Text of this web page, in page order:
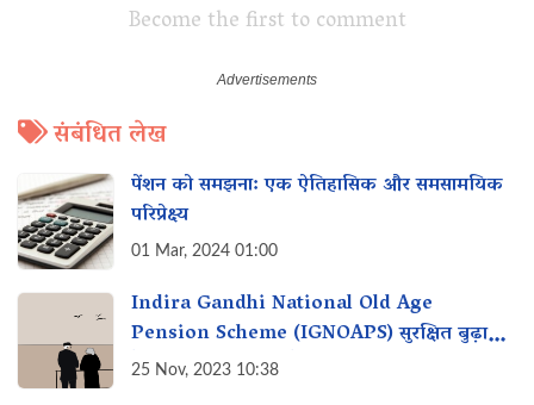
Become the first to comment
संबंधित लेख
पेंशन को समझना: एक ऐतिहासिक और समसामयिक
परिप्रेक्ष्य
01 Mar, 2024 01:00
Indira Gandhi National Old Age
Pension Scheme (IGNOAPS) सुरक्षित बुढ़ापे में
कैसे मदद कर सकती है?
25 Nov, 2023 10:38